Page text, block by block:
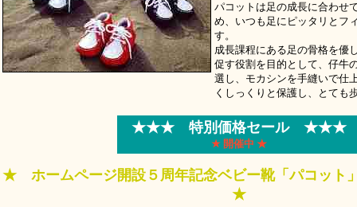
パコットは足の成長に合わせ
め、いつも足にピッタリとフ
す。
成長課程にある足の骨格を優
促す役割を目的として、仔牛
選し、モカシンを手縫いで仕
くしっくりと保護し、とても
★★★ 特別価格セール ★★★
★ 開催中 ★
★ ホームページ開設５周年記念ベビー靴「パコッ
★